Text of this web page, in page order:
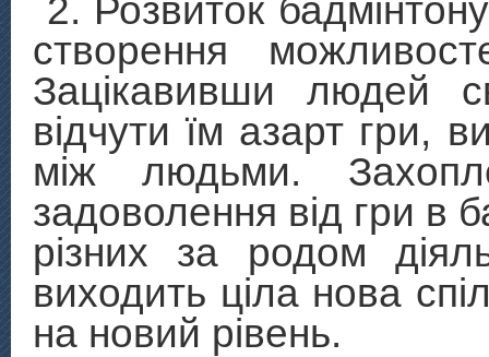
2. Розвиток
створення
Зацікавивши людей
відчути їм азарт гри,
між людьми.
задоволення від гри в
різних за родом
виходить ціла нова
на новий рівень.